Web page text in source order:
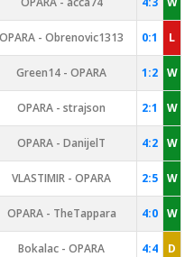
OPARA - Obrenovic1313 0:1 L
Green14 - OPARA 1:2 W
OPARA - strajson 2:1 W
OPARA - DanijelT 4:2 W
VLASTIMIR - OPARA 2:5 W
OPARA - TheTappara 4:0 W
Bokalac - OPARA 4:4 D